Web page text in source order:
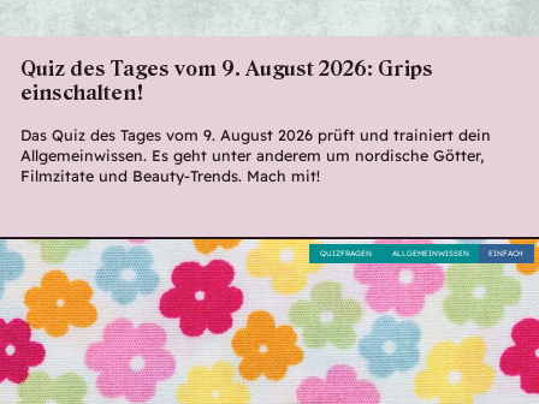
Quiz des Tages vom 9. August 2026: Grips
einschalten!
Das Quiz des Tages vom 9. August 2026 prüft und trainiert dein
Allgemeinwissen. Es geht unter anderem um nordische Götter,
Filmzitate und Beauty-Trends. Mach mit!
EINFACH
ALLGEMEINWISSEN
QUIZFRAGEN